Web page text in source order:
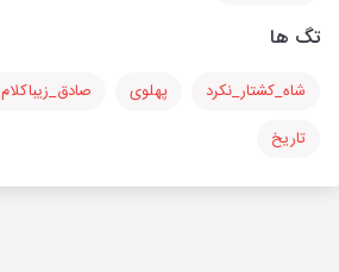
تگ ها
شاه_کشتار_نکرد پهلوی صادق_زیباکلام
تاریخ